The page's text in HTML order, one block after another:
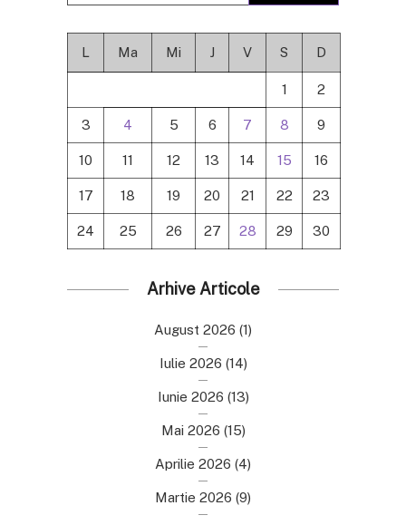
L Ma Mi J V S D
1 2
3 4 5 6 7 8 9
10 11 12 13 14 15 16
17 18 19 20 21 22 23
24 25 26 27 28 29 30
Arhive Articole
August 2026 (1)
Iulie 2026 (14)
Iunie 2026 (13)
Mai 2026 (15)
Aprilie 2026 (4)
Martie 2026 (9)